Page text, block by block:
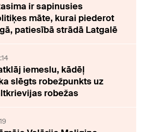
ir sapinusies
māte, kurai piederot
patiesībā strādā Latgalē
iemeslu, kādēļ
slēgts robežpunkts uz
robežas